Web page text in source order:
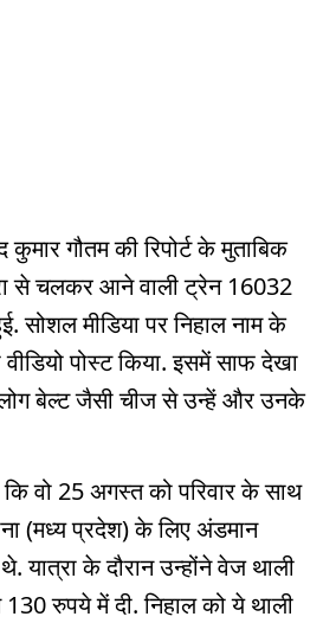
गौतम की रिपोर्ट के मुताबिक
से चलकर आने वाली ट्रेन 16032
सोशल मीडिया पर निहाल नाम के
पोस्ट किया. इसमें साफ देखा
बेल्ट जैसी चीज से उन्हें और उनके
कि वो 25 अगस्त को परिवार के साथ
(मध्य प्रदेश) के लिए अंडमान
यात्रा के दौरान उन्होंने वेज थाली
रुपये में दी. निहाल को ये थाली